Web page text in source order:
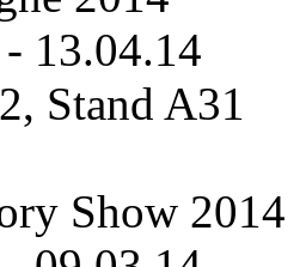
- 13.04.14
Stand A31
Show 2014